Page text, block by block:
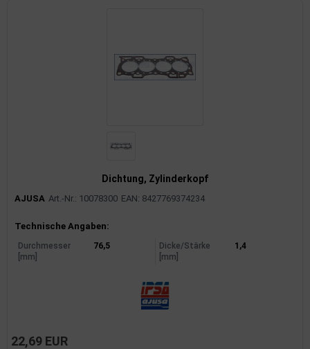
Dichtung, Zylinderkopf
AJUSA Art.-Nr.: 10078300 EAN: 8427769374234
Produktinformationen
Technische Angaben:
Durchmesser
[mm]
76,5
Dicke/Stärke
[mm]
1,4
22,69 EUR